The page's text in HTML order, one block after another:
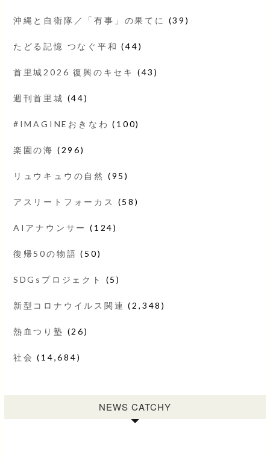
沖縄と自衛隊／「有事」の果てに (39)
たどる記憶 つなぐ平和 (44)
首里城2026 復興のキセキ (43)
週刊首里城 (44)
#IMAGINEおきなわ (100)
楽園の海 (296)
リュウキュウの自然 (95)
アスリートフォーカス (58)
AIアナウンサー (124)
復帰50の物語 (50)
SDGsプロジェクト (5)
新型コロナウイルス関連 (2,348)
熱血つり塾 (26)
社会 (14,684)
NEWS CATCHY